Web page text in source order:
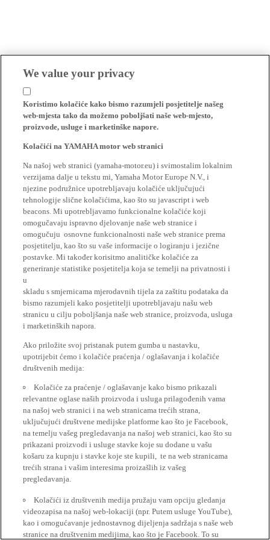
We value your privacy
Koristimo kolačiće kako bismo razumjeli posjetitelje našeg
web-mjesta tako da možemo poboljšati naše web-mjesto,
proizvode, usluge i marketinške napore.
Kolačići na YAMAHA motor web stranici
Na našoj web stranici (yamaha-motor.eu) i svimostalim lokalnim
verzijama dalje u tekstu mi, Yamaha Motor Europe N.V., i
njezine podružnice upotrebljavaju kolačiće uključujući
tehnologije slične kolačićima, kao što su javascript i web
beacons. Mi upotrebljavamo funkcionalne kolačiće koji
omogučavaju ispravno djelovanje naše web stranice i
omogučuju osnovne funkcionalnosti naše web stranice prema
posjetitelju, kao što su vaše informacije o logiranju i jezične
postavke. Mi također korisitmo analitičke kolačiće za
generiranje statistike posjetitelja koja se temelji na privatnosti i
u
skladu s smjernicama mjerodavnih tijela za zaštitu podataka da
bismo razumjeli kako posjetitelji upotrebljavaju našu web
stranicu u cilju poboljšanja naše web stranice, proizvoda, usluga
i marketinških napora.
Ako priložite svoj pristanak putem gumba u nastavku,
upotrijebit ćemo i kolačiće praćenja / oglašavanja i kolačiće
društvenih medija:
Kolačiće za praćenje / oglašavanje kako bismo prikazali
relevantne oglase naših proizvoda i usluga prilagođenih vama
na našoj web stranici i na web stranicama trećih strana,
uključujući društvene medijske platforme kao što je Facebook,
na temelju vašeg pregledavanja na našoj web stranici, kao što su
prikazani proizvodi i usluge stavke koje su dodane u vašu
košaru za kupnju i stavke koje ste kupili, te na web stranicama
trećih strana i vašim interesima proizašlih iz vašeg
pregledavanja.
Kolačići iz društvenih medija pružaju vam opciju gledanja
videozapisa na našoj web-lokaciji (npr. Putem usluge YouTube),
kao i omogućavanje jednostavnog dijeljenja sadržaja s naše web
stranice na društvenim medijima, kao što je Facebook. To su